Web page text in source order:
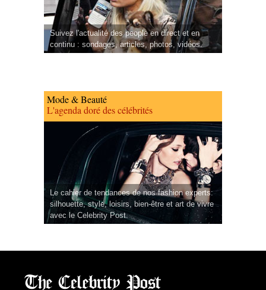
Suivez l'actualité des people en direct et en
continu : sondages, articles, photos, vidéos.
Mode & Beauté
L'agenda doré des célébrités
Le cahier de tendances de nos fashion experts:
silhouette, style, loisirs, bien-être et art de vivre
avec le Celebrity Post.